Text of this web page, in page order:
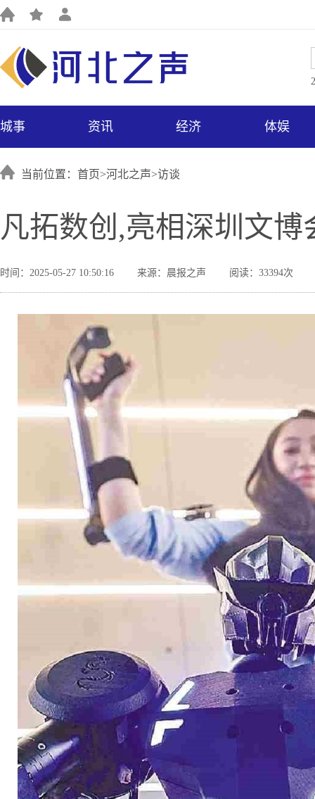
城事 资讯 经济 体娱
当前位置：首页>河北之声>访谈
凡拓数创,亮相深圳文博
时间：2025-05-27 10:50:16 来源：晨报之声 阅读：33394次